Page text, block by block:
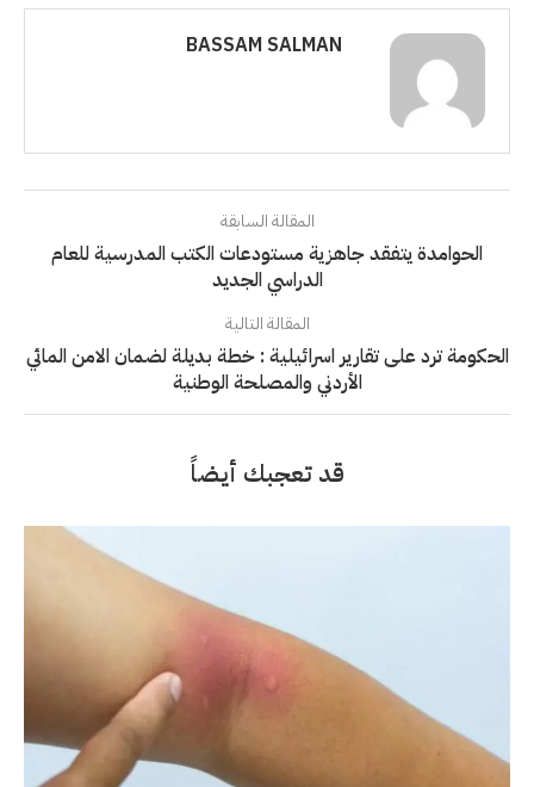
BASSAM SALMAN
المقالة السابقة
الحوامدة يتفقد جاهزية مستودعات الكتب المدرسية للعام
الدراسي الجديد
المقالة التالية
الحكومة ترد على تقارير اسرائيلية : خطة بديلة لضمان الامن المائي
الأردني والمصلحة الوطنية
قد تعجبك أيضاً